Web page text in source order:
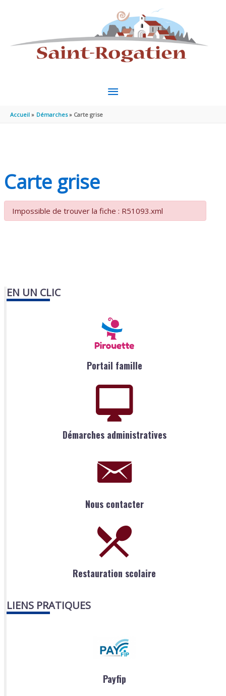
MENU
Accueil Démarches Carte grise
Carte grise
Impossible de trouver la fiche : R51093.xml
EN UN CLIC
Portail famille
Démarches administratives
Nous contacter
Restauration scolaire
LIENS PRATIQUES
Payfip